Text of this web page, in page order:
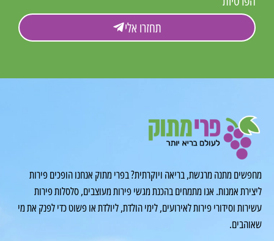
תחזרו אלי
מחפשים מתנה מרגשת, בריאה ויוקרתית? בפרי מתוק אנחנו הופכים פירות
ליצירת אמנות. אנו מתמחים בהכנת מגשי פירות מעוצבים, סלסלות פירות
עשירות וסידורי פירות לאירועים, לימי הולדת, ליולדת או פשוט כדי לפנק את מי
שאוהבים.